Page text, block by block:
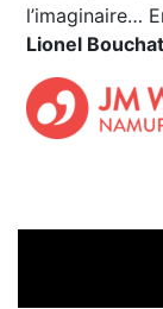
l’imaginaire…
Lionel Bouchat